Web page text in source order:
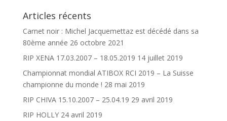
Articles récents
Carnet noir : Michel Jacquemettaz est décédé dans sa
80ème année 26 octobre 2021
RIP XENA 17.03.2007 – 18.05.2019 14 juillet 2019
Championnat mondial ATIBOX RCI 2019 – La Suisse
championne du monde ! 28 mai 2019
RIP CHIVA 15.10.2007 – 25.04.19 29 avril 2019
RIP HOLLY 24 avril 2019